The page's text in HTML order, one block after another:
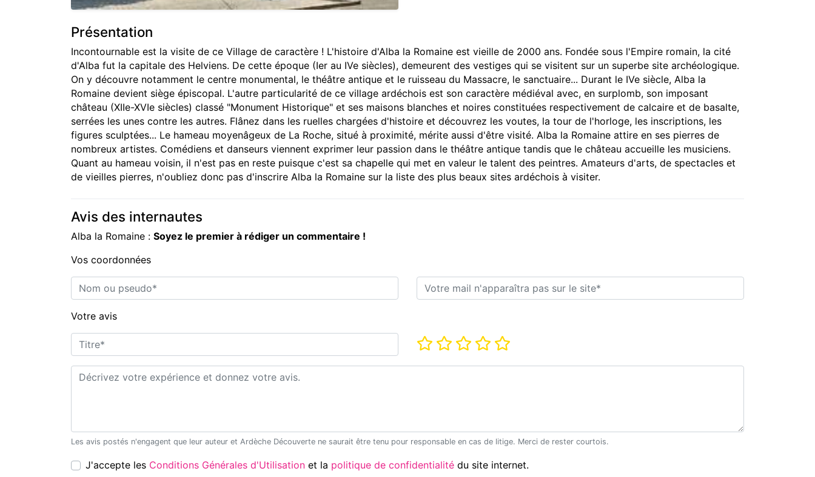
Présentation
Incontournable est la visite de ce Village de caractère ! L'histoire d'Alba la Romaine est vieille de 2000 ans. Fondée sous l'Empire romain, la cité
d'Alba fut la capitale des Helviens. De cette époque (Ier au IVe siècles), demeurent des vestiges qui se visitent sur un superbe site archéologique.
On y découvre notamment le centre monumental, le théâtre antique et le ruisseau du Massacre, le sanctuaire... Durant le IVe siècle, Alba la
Romaine devient siège épiscopal. L'autre particularité de ce village ardéchois est son caractère médiéval avec, en surplomb, son imposant
château (XIIe-XVIe siècles) classé "Monument Historique" et ses maisons blanches et noires constituées respectivement de calcaire et de basalte,
serrées les unes contre les autres. Flânez dans les ruelles chargées d'histoire et découvrez les voutes, la tour de l'horloge, les inscriptions, les
figures sculptées... Le hameau moyenâgeux de La Roche, situé à proximité, mérite aussi d'être visité. Alba la Romaine attire en ses pierres de
nombreux artistes. Comédiens et danseurs viennent exprimer leur passion dans le théâtre antique tandis que le château accueille les musiciens.
Quant au hameau voisin, il n'est pas en reste puisque c'est sa chapelle qui met en valeur le talent des peintres. Amateurs d'arts, de spectacles et
de vieilles pierres, n'oubliez donc pas d'inscrire Alba la Romaine sur la liste des plus beaux sites ardéchois à visiter.
Avis des internautes
Alba la Romaine : Soyez le premier à rédiger un commentaire !
Vos coordonnées
Nom ou pseudo*
E-mail*
Votre avis
Titre*
Note*
Commentaire*
Les avis postés n'engagent que leur auteur et Ardèche Découverte ne saurait être tenu pour responsable en cas de litige. Merci de rester courtois.
J'accepte les Conditions Générales d'Utilisation et la politique de confidentialité du site internet.